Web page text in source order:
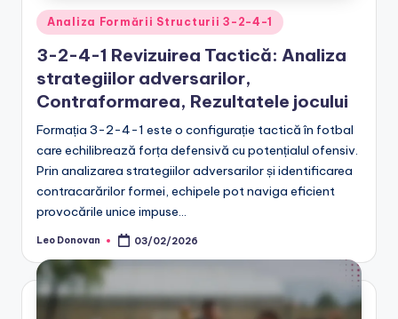
Posted
in
Analiza Formării Structurii 3-2-4-1
3-2-4-1 Revizuirea Tactică: Analiza
strategiilor adversarilor,
Contraformarea, Rezultatele jocului
Formația 3-2-4-1 este o configurație tactică în fotbal
care echilibrează forța defensivă cu potențialul ofensiv.
Prin analizarea strategiilor adversarilor și identificarea
contracarărilor formei, echipele pot naviga eficient
provocările unice impuse…
Posted
Leo Donovan 03/02/2026